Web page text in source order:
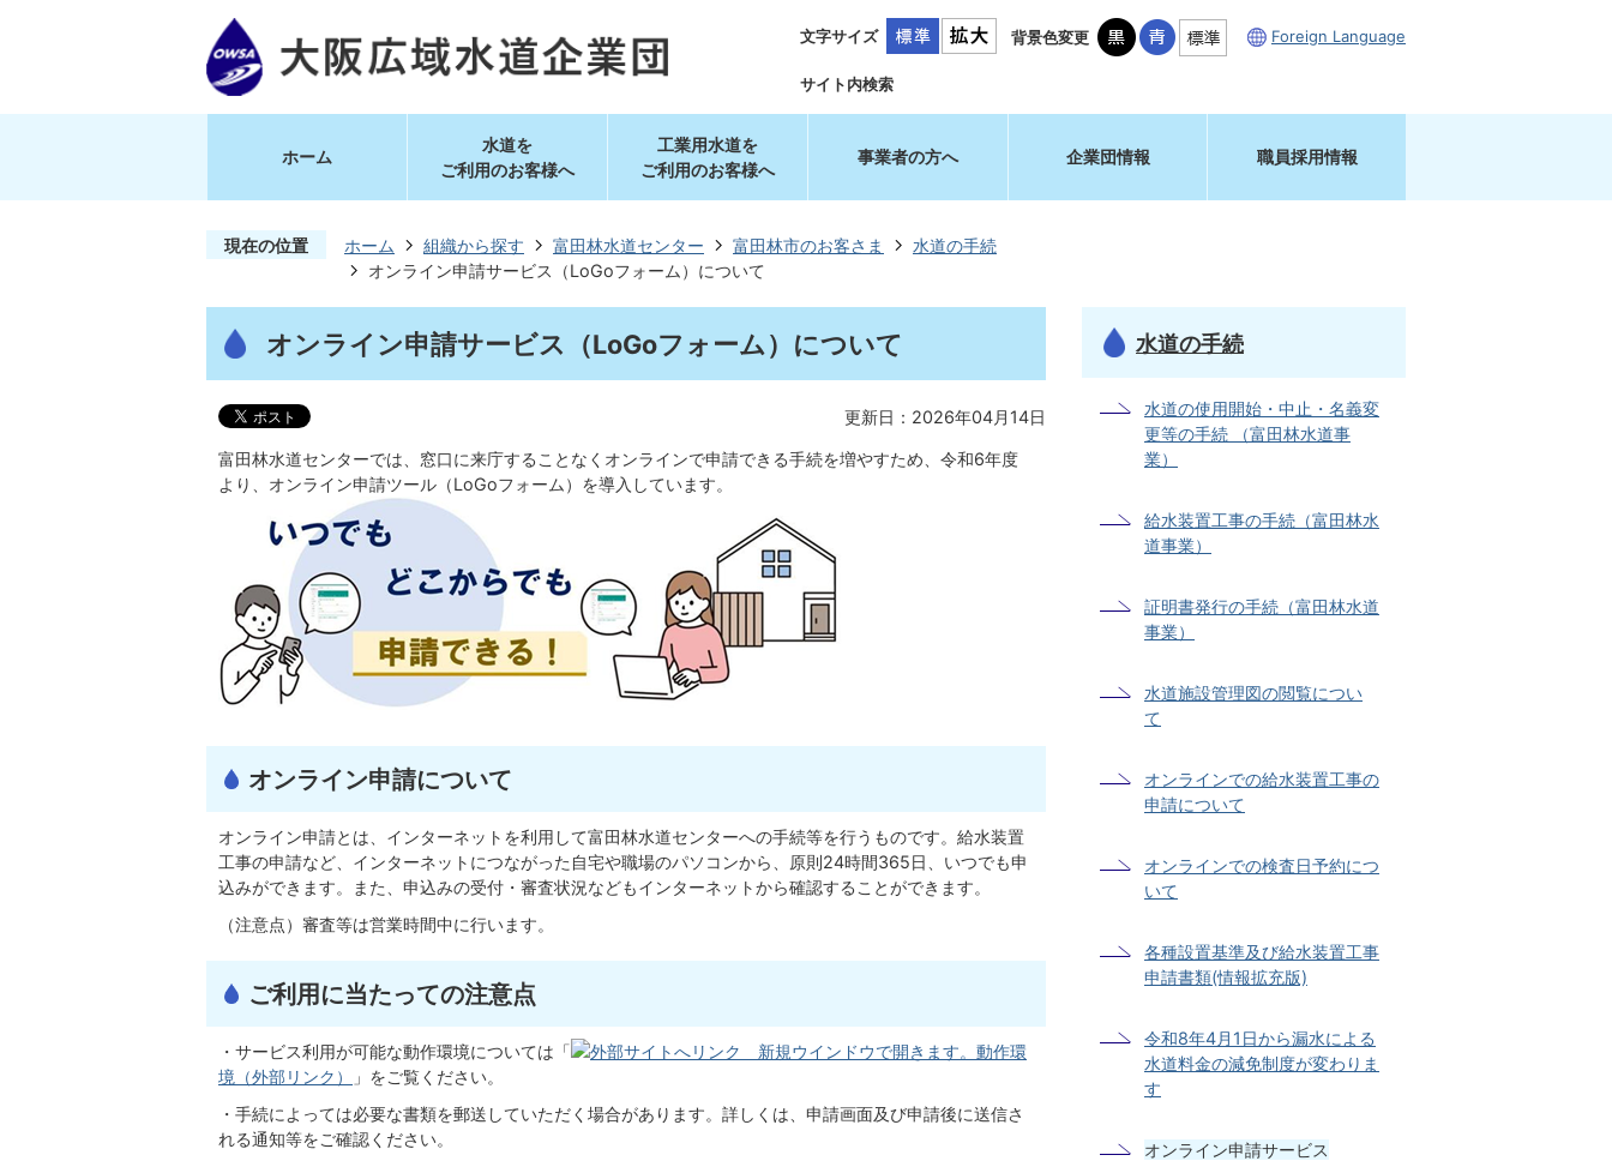
文字サイズ 背景色変更 Foreign Language
サイト内検索
ホーム
水道を
ご利用のお客様へ
工業用水道を
ご利用のお客様へ
事業者の方へ 企業団情報 職員採用情報
現在の位置 ホーム 組織から探す 富田林水道センター 富田林市のお客さま
水道の手続
オンライン申請サービス（LoGoフォーム）について
オンライン申請サービス（LoGoフォーム）について
更新日：2026年04月14日
富田林水道センターでは、窓口に来庁することなくオンラインで申請できる手続を増やすため、令和6年度
より、オンライン申請ツール（LoGoフォーム）を導入しています。
オンライン申請について
オンライン申請とは、インターネットを利用して富田林水道センターへの手続等を行うものです。給水装置
工事の申請など、インターネットにつながった自宅や職場のパソコンから、原則24時間365日、いつでも申
込みができます。また、申込みの受付・審査状況などもインターネットから確認することができます。
（注意点）審査等は営業時間中に行います。
ご利用に当たっての注意点
・サービス利用が可能な動作環境については「
動作環
境（外部リンク）
」をご覧ください。
・手続によっては必要な書類を郵送していただく場合があります。詳しくは、申請画面及び申請後に送信さ
れる通知等をご確認ください。
水道の手続
水道の使用開始・中止・名義変
更等の手続 （富田林水道事
業）
給水装置工事の手続（富田林水
道事業）
証明書発行の手続（富田林水道
事業）
水道施設管理図の閲覧につい
て
オンラインでの給水装置工事の
申請について
オンラインでの検査日予約につ
いて
各種設置基準及び給水装置工事
申請書類(情報拡充版)
令和8年4月1日から漏水による
水道料金の減免制度が変わりま
す
オンライン申請サービス